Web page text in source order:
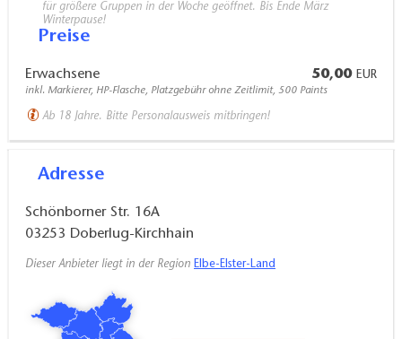
für größere Gruppen in der Woche geöffnet. Bis Ende März
Winterpause!
Preise
Erwachsene 50,00 EUR
inkl. Markierer, HP-Flasche, Platzgebühr ohne Zeitlimit, 500 Paints
Ab 18 Jahre. Bitte Personalausweis mitbringen!
Adresse
Schönborner Str. 16A
03253 Doberlug-Kirchhain
Dieser Anbieter liegt in der Region Elbe-Elster-Land